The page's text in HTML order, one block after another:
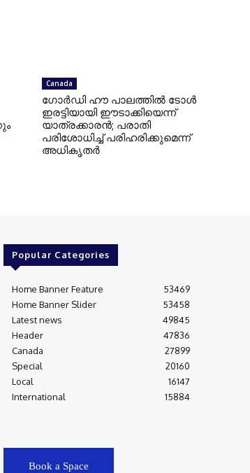
Canada
ഗോർഡി ഹൗ പാലത്തിൽ ടോൾ
ഇരട്ടിയായി ഈടാക്കിയെന്ന്
യാത്രക്കാരൻ; പരാതി
പരിശോധിച്ച് പരിഹരിക്കുമെന്ന്
അധികൃതർ
Popular Categories
Home Banner Feature
53469
Home Banner Slider
53458
Latest news
49845
Header
47836
Canada
27899
Special
20160
Local
16147
International
15884
Book a Space